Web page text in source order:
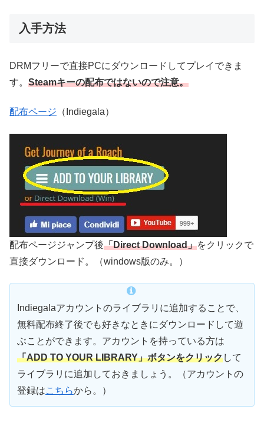
入手方法
DRMフリーで直接PCにダウンロードしてプレイできま
す。 Steamキーの配布ではないので注意。
配布ページ （Indiegala）
配布ページジャンプ後「Direct Download」をクリックで
直接ダウンロード。（windows版のみ。）
Indiegalaアカウントのライブラリに追加することで、
無料配布終了後でも好きなときにダウンロードして遊
ぶことができます。アカウントを持っている方は
「ADD TO YOUR LIBRARY」ボタンをクリックして
ライブラリに追加しておきましょう。（アカウントの
登録はこちらから。）